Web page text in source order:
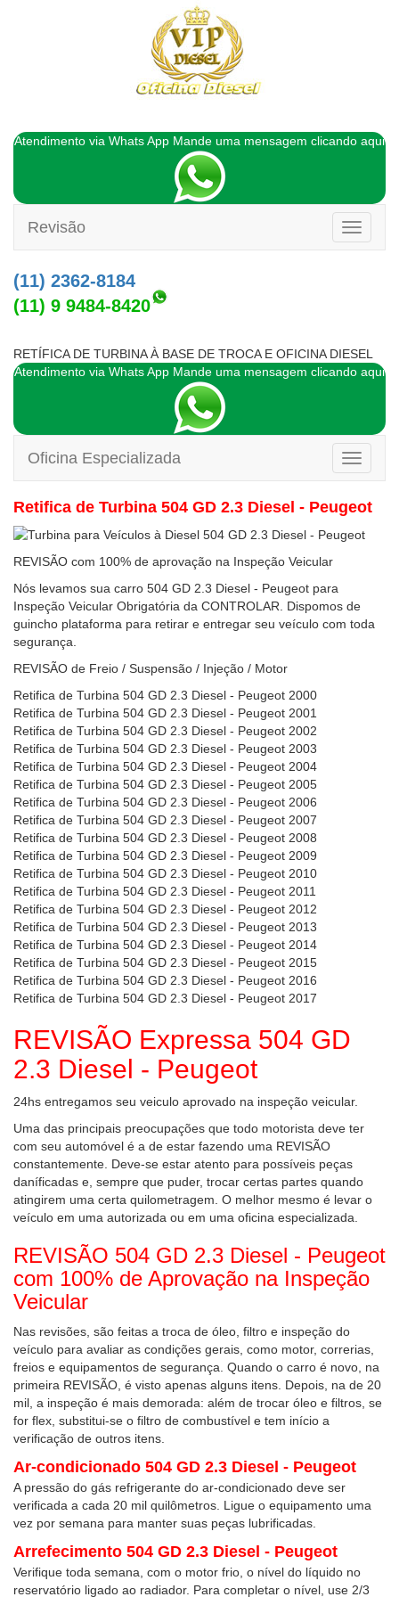
Atendimento via Whats App Mande uma mensagem clicando aqui
Toggle
Revisão
(11) 2362-8184
(11) 9 9484-8420
RETÍFICA DE TURBINA À BASE DE TROCA E OFICINA DIESEL
Atendimento via Whats App Mande uma mensagem clicando aqui
Toggle
Oficina Especializada
Retifica de Turbina 504 GD 2.3 Diesel - Peugeot
REVISÃO com 100% de aprovação na Inspeção Veicular
Nós levamos sua carro 504 GD 2.3 Diesel - Peugeot para
Inspeção Veicular Obrigatória da CONTROLAR. Dispomos de
guincho plataforma para retirar e entregar seu veículo com toda
segurança.
REVISÃO de Freio / Suspensão / Injeção / Motor
Retifica de Turbina 504 GD 2.3 Diesel - Peugeot 2000
Retifica de Turbina 504 GD 2.3 Diesel - Peugeot 2001
Retifica de Turbina 504 GD 2.3 Diesel - Peugeot 2002
Retifica de Turbina 504 GD 2.3 Diesel - Peugeot 2003
Retifica de Turbina 504 GD 2.3 Diesel - Peugeot 2004
Retifica de Turbina 504 GD 2.3 Diesel - Peugeot 2005
Retifica de Turbina 504 GD 2.3 Diesel - Peugeot 2006
Retifica de Turbina 504 GD 2.3 Diesel - Peugeot 2007
Retifica de Turbina 504 GD 2.3 Diesel - Peugeot 2008
Retifica de Turbina 504 GD 2.3 Diesel - Peugeot 2009
Retifica de Turbina 504 GD 2.3 Diesel - Peugeot 2010
Retifica de Turbina 504 GD 2.3 Diesel - Peugeot 2011
Retifica de Turbina 504 GD 2.3 Diesel - Peugeot 2012
Retifica de Turbina 504 GD 2.3 Diesel - Peugeot 2013
Retifica de Turbina 504 GD 2.3 Diesel - Peugeot 2014
Retifica de Turbina 504 GD 2.3 Diesel - Peugeot 2015
Retifica de Turbina 504 GD 2.3 Diesel - Peugeot 2016
Retifica de Turbina 504 GD 2.3 Diesel - Peugeot 2017
REVISÃO Expressa 504 GD
2.3 Diesel - Peugeot
24hs entregamos seu veiculo aprovado na inspeção veicular.
Uma das principais preocupações que todo motorista deve ter
com seu automóvel é a de estar fazendo uma REVISÃO
constantemente. Deve-se estar atento para possíveis peças
daníficadas e, sempre que puder, trocar certas partes quando
atingirem uma certa quilometragem. O melhor mesmo é levar o
veículo em uma autorizada ou em uma oficina especializada.
REVISÃO 504 GD 2.3 Diesel - Peugeot
com 100% de Aprovação na Inspeção
Veicular
Nas revisões, são feitas a troca de óleo, filtro e inspeção do
veículo para avaliar as condições gerais, como motor, correrias,
freios e equipamentos de segurança. Quando o carro é novo, na
primeira REVISÃO, é visto apenas alguns itens. Depois, na de 20
mil, a inspeção é mais demorada: além de trocar óleo e filtros, se
for flex, substitui-se o filtro de combustível e tem início a
verificação de outros itens.
Ar-condicionado 504 GD 2.3 Diesel - Peugeot
A pressão do gás refrigerante do ar-condicionado deve ser
verificada a cada 20 mil quilômetros. Ligue o equipamento uma
vez por semana para manter suas peças lubrificadas.
Arrefecimento 504 GD 2.3 Diesel - Peugeot
Verifique toda semana, com o motor frio, o nível do líquido no
reservatório ligado ao radiador. Para completar o nível, use 2/3